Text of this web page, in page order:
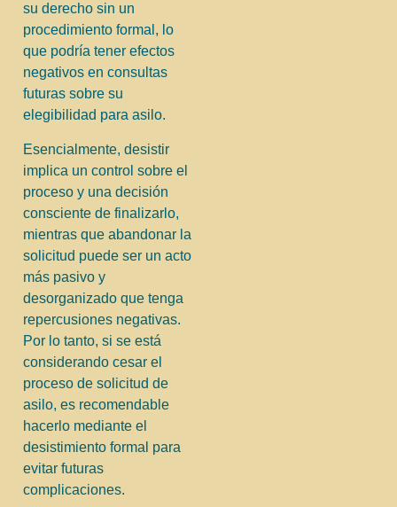
su derecho sin un
procedimiento formal, lo
que podría tener efectos
negativos en consultas
futuras sobre su
elegibilidad para asilo.
Esencialmente, desistir
implica un control sobre el
proceso y una decisión
consciente de finalizarlo,
mientras que abandonar la
solicitud puede ser un acto
más pasivo y
desorganizado que tenga
repercusiones negativas.
Por lo tanto, si se está
considerando cesar el
proceso de solicitud de
asilo, es recomendable
hacerlo mediante el
desistimiento formal para
evitar futuras
complicaciones.